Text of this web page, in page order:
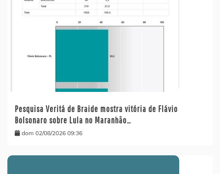
Pesquisa Veritá de Braide mostra vitória de Flávio
Bolsonaro sobre Lula no Maranhão…
dom 02/08/2026 09:36